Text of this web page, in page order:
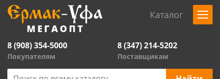
Каталог
8 (908) 354-5000
Покупателям
8 (347) 214-5202
Поставщикам